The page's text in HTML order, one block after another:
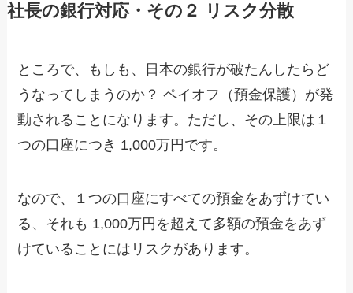
社長の銀行対応・その２ リスク分散
ところで、もしも、日本の銀行が破たんしたらど
うなってしまうのか？ ペイオフ（預金保護）が発
動されることになります。ただし、その上限は１
つの口座につき 1,000万円です。
なので、１つの口座にすべての預金をあずけてい
る、それも 1,000万円を超えて多額の預金をあず
けていることにはリスクがあります。